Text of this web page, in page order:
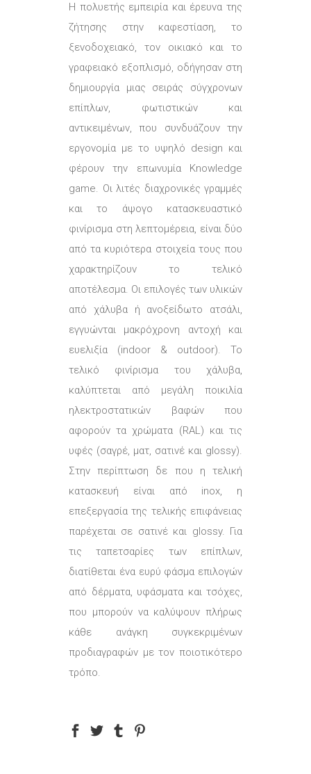
Η πολυετής εμπειρία και έρευνα της
ζήτησης στην καφεστίαση, το
ξενοδοχειακό, τον οικιακό και το
γραφειακό εξοπλισμό, οδήγησαν στη
δημιουργία μιας σειράς σύγχρονων
επίπλων, φωτιστικών και
αντικειμένων, που συνδυάζουν την
εργονομία με το υψηλό design και
φέρουν την επωνυμία Knowledge
game. Οι λιτές διαχρονικές γραμμές
και το άψογο κατασκευαστικό
φινίρισμα στη λεπτομέρεια, είναι δύο
από τα κυριότερα στοιχεία τους που
χαρακτηρίζουν το τελικό
αποτέλεσμα. Οι επιλογές των υλικών
από χάλυβα ή ανοξείδωτο ατσάλι,
εγγυώνται μακρόχρονη αντοχή και
ευελιξία (indoor & outdoor). Το
τελικό φινίρισμα του χάλυβα,
καλύπτεται από μεγάλη ποικιλία
ηλεκτροστατικών βαφών που
αφορούν τα χρώματα (RAL) και τις
υφές (σαγρέ, ματ, σατινέ και glossy).
Στην περίπτωση δε που η τελική
κατασκευή είναι από inox, η
επεξεργασία της τελικής επιφάνειας
παρέχεται σε σατινέ και glossy. Για
τις ταπετσαρίες των επίπλων,
διατίθεται ένα ευρύ φάσμα επιλογών
από δέρματα, υφάσματα και τσόχες,
που μπορούν να καλύψουν πλήρως
κάθε ανάγκη συγκεκριμένων
προδιαγραφών με τον ποιοτικότερο
τρόπο.